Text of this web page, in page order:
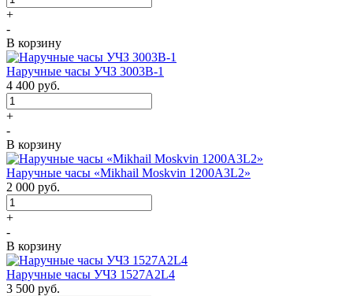
+
-
В корзину
Наручные часы УЧЗ 3003B-1
4 400 руб.
+
-
В корзину
Наручные часы «Mikhail Moskvin 1200A3L2»
2 000 руб.
+
-
В корзину
Наручные часы УЧЗ 1527A2L4
3 500 руб.